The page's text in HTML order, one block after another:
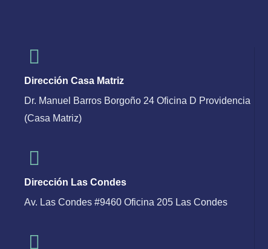
Dirección Casa Matriz
Dr. Manuel Barros Borgoño 24 Oficina D Providencia
(Casa Matriz)
Dirección Las Condes
Av. Las Condes #9460 Oficina 205 Las Condes